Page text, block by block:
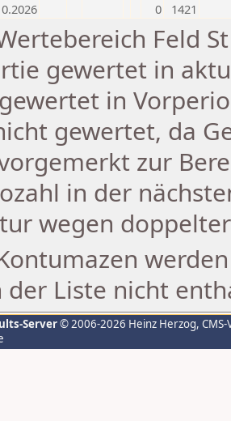
0 1421
Feld
gewertet in
in
gewertet, da
zur
in der
wegen
der Liste nicht
Server© 2006-2026 Heinz Herzog,